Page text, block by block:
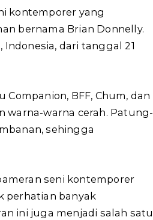
kontemporer yang
bernama Brian Donnelly.
dari tanggal 21
BFF, Chum, dan
warna-warna cerah. Patung-
sehingga
seni kontemporer
perhatian banyak
ini juga menjadi salah satu